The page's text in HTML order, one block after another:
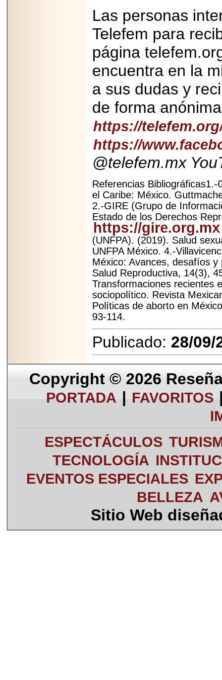
Las personas
Telefem para
página
encuentra en la
a sus dudas y
de forma
https://
https://
@telefem.mx
Referencias
el Caribe: México.
2.-GIRE (Grupo de
Estado de los Derechos
https://gire.org.mx
(UNFPA). (2019). Salud
UNFPA México. 4.-
México: Avances, desafíos
Salud Reproductiva, 14(3),
Transformaciones recientes
sociopolítico. Revista
Políticas de aborto en
93-114.
Publicado: 28/09/
Copyright © 2026
PORTADA | FAVORITOS
ESPECTÁCULOS
TECNOLOGÍA
EVENTOS ESPECIALES
BELLEZA
Sitio Web